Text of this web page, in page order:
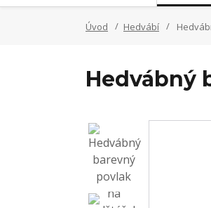
Úvod Hedvábí
Hedvábný